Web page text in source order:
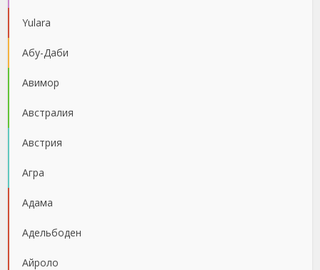
Yulara
Абу-Даби
Авимор
Австралия
Австрия
Агра
Адама
Адельбоден
Айроло